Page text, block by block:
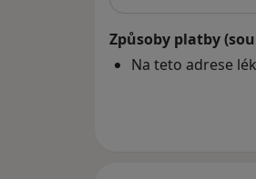
Způsoby platby
Na teto adrese